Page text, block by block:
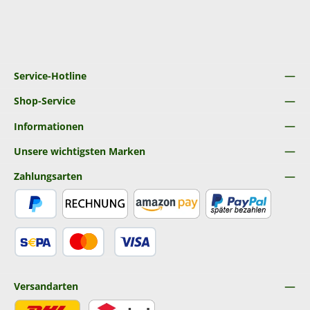
Service-Hotline
Shop-Service
Informationen
Unsere wichtigsten Marken
Zahlungsarten
Versandarten